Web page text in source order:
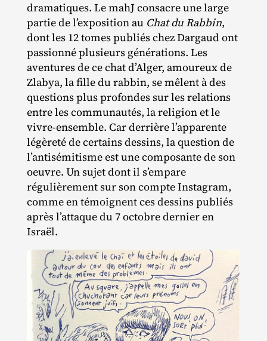
dramatiques. Le mahJ consacre une large
partie de l’exposition au Chat du Rabbin,
dont les 12 tomes publiés chez Dargaud ont
passionné plusieurs générations. Les
aventures de ce chat d’Alger, amoureux de
Zlabya, la fille du rabbin, se mêlent à des
questions plus profondes sur les relations
entre les communautés, la religion et le
vivre‐​ensemble. Car derrière l’apparente
légèreté de certains dessins, la question de
l’antisémitisme est une composante de son
oeuvre. Un sujet dont il s’empare
régulièrement sur son compte Instagram,
comme en témoignent ces dessins publiés
après l’attaque du 7 octobre dernier en
Israël.